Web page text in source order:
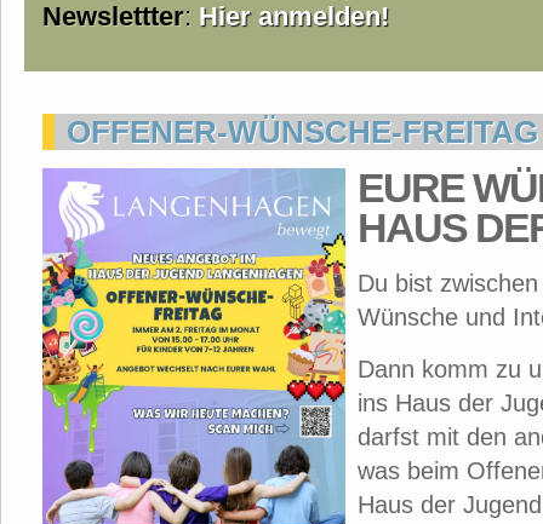
Newslettter: Hier anmelden!
OFFENER-WÜNSCHE-FREITAG
EURE
HAUS
Du bist
Wünsche und
Dann komm zu
ins Haus der
darfst mit den
was beim
Haus der